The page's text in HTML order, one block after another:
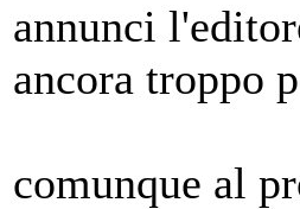
annunci
ancora troppo
comunque al